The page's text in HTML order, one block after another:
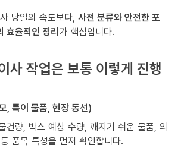
당일의 속도보다, 사전 분류와 안전한 포
효율적인 정리가 핵심입니다.
사 작업은 보통 이렇게 진행
, 특이 물품, 현장 동선)
건량, 박스 예상 수량, 깨지기 쉬운 물품, 의
품목 특성을 먼저 확인합니다.